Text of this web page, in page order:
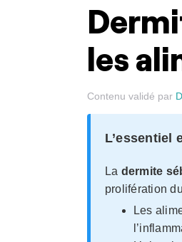
les
Contenu validé par
L’essentiel
La dermite
prolifération
Les